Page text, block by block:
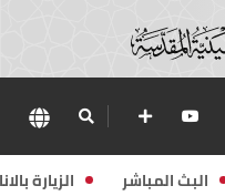
البث المباشر الزيارة